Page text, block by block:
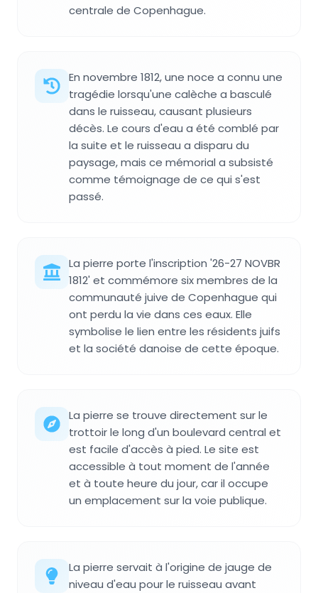
centrale de Copenhague.
En novembre 1812, une noce a connu une
tragédie lorsqu'une calèche a basculé
dans le ruisseau, causant plusieurs
décès. Le cours d'eau a été comblé par
la suite et le ruisseau a disparu du
paysage, mais ce mémorial a subsisté
comme témoignage de ce qui s'est
passé.
La pierre porte l'inscription '26-27 NOVBR
1812' et commémore six membres de la
communauté juive de Copenhague qui
ont perdu la vie dans ces eaux. Elle
symbolise le lien entre les résidents juifs
et la société danoise de cette époque.
La pierre se trouve directement sur le
trottoir le long d'un boulevard central et
est facile d'accès à pied. Le site est
accessible à tout moment de l'année
et à toute heure du jour, car il occupe
un emplacement sur la voie publique.
La pierre servait à l'origine de jauge de
niveau d'eau pour le ruisseau avant